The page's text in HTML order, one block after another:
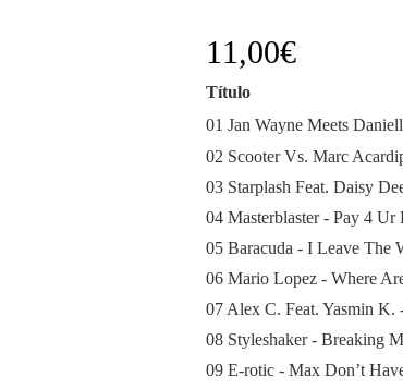
11,00€
Título
01 Jan Wayne Meets
02 Scooter Vs. Marc
03 Starplash Feat. Daisy
04 Masterblaster - Pay 4 Ur
05 Baracuda - I Leave The
06 Mario Lopez - Where
07 Alex C. Feat. Yasmin K.
08 Styleshaker - Breaking
09 E-rotic - Max Don’t